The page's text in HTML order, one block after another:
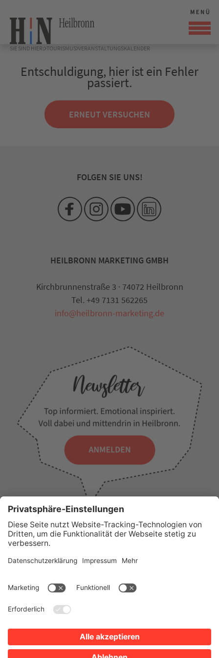
SIE SIND HIER: TOURISMUS VERANSTALTUNGSKALENDER
Entschuldigung, hier ist ein Fehler
passiert.
ERNEUT VERSUCHEN
FOLGEN SIE UNS!
WICHTIGE LINKS
PresseWir über unsTourist-Information
Erklärung zur Barrierefreiheit
Impressum
HEILBRONN MARKETING GMBH
Kirchbrunnenstraße 3 · 74072 Heilbronn
Tel. +49 7131 562265
info@heilbronn-marketing.de